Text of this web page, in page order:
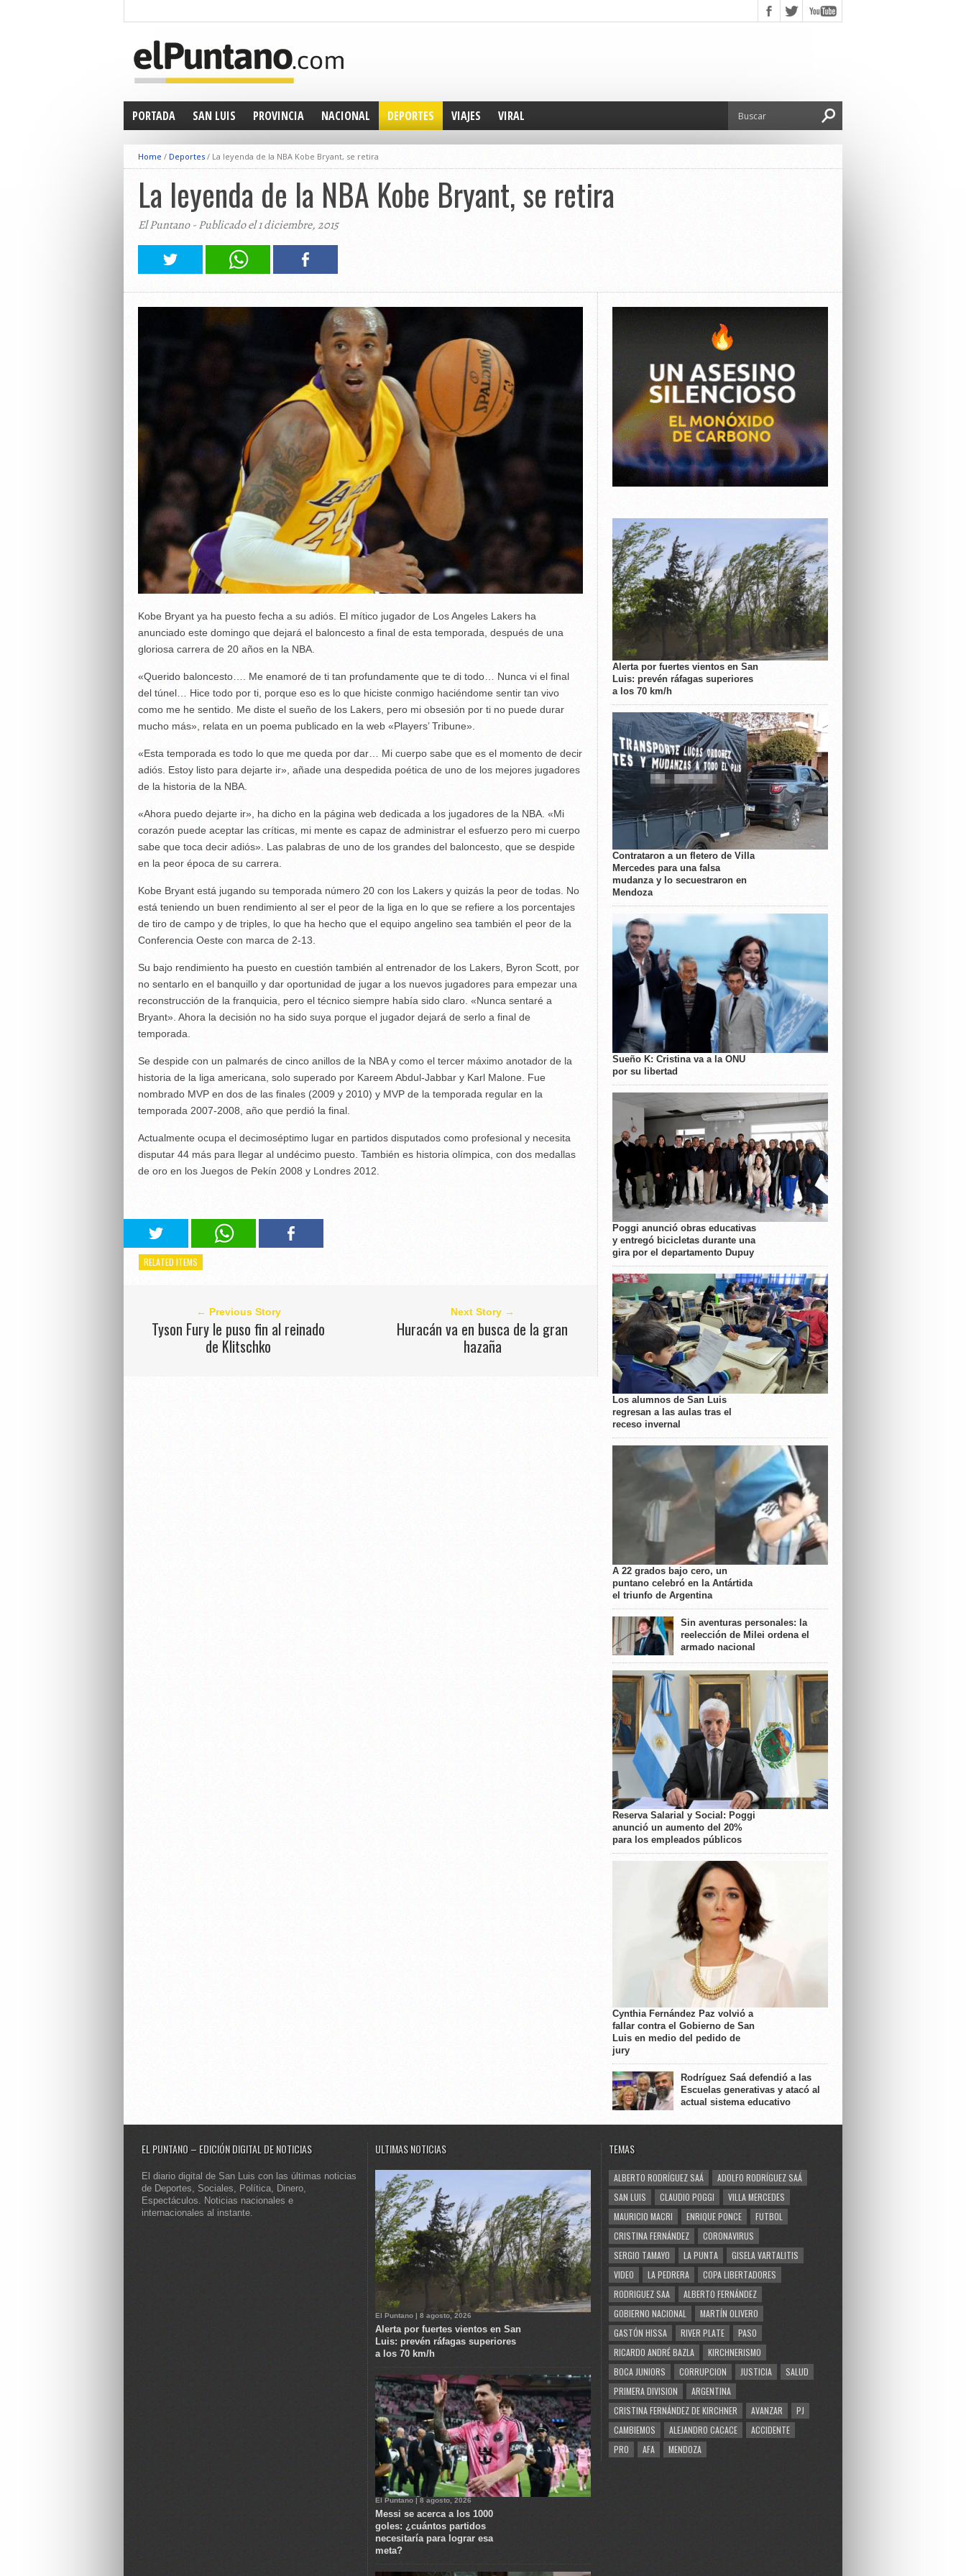
PORTADA SAN LUIS PROVINCIA NACIONAL DEPORTES VIAJES VIRAL
Home / Deportes / La leyenda de la NBA Kobe Bryant, se retira
La leyenda de la NBA Kobe Bryant, se retira
El Puntano - Publicado el 1 diciembre, 2015
Kobe Bryant ya ha puesto fecha a su adiós. El mítico jugador de Los Angeles Lakers ha
anunciado este domingo que dejará el baloncesto a final de esta temporada, después de una
gloriosa carrera de 20 años en la NBA.
«Querido baloncesto…. Me enamoré de ti tan profundamente que te di todo… Nunca vi el final
del túnel… Hice todo por ti, porque eso es lo que hiciste conmigo haciéndome sentir tan vivo
como me he sentido. Me diste el sueño de los Lakers, pero mi obsesión por ti no puede durar
mucho más», relata en un poema publicado en la web «Players’ Tribune».
«Esta temporada es todo lo que me queda por dar… Mi cuerpo sabe que es el momento de decir
adiós. Estoy listo para dejarte ir», añade una despedida poética de uno de los mejores jugadores
de la historia de la NBA.
«Ahora puedo dejarte ir», ha dicho en la página web dedicada a los jugadores de la NBA. «Mi
corazón puede aceptar las críticas, mi mente es capaz de administrar el esfuerzo pero mi cuerpo
sabe que toca decir adiós». Las palabras de uno de los grandes del baloncesto, que se despide
en la peor época de su carrera.
Kobe Bryant está jugando su temporada número 20 con los Lakers y quizás la peor de todas. No
está teniendo un buen rendimiento al ser el peor de la liga en lo que se refiere a los porcentajes
de tiro de campo y de triples, lo que ha hecho que el equipo angelino sea también el peor de la
Conferencia Oeste con marca de 2-13.
Su bajo rendimiento ha puesto en cuestión también al entrenador de los Lakers, Byron Scott, por
no sentarlo en el banquillo y dar oportunidad de jugar a los nuevos jugadores para empezar una
reconstrucción de la franquicia, pero el técnico siempre había sido claro. «Nunca sentaré a
Bryant». Ahora la decisión no ha sido suya porque el jugador dejará de serlo a final de
temporada.
Se despide con un palmarés de cinco anillos de la NBA y como el tercer máximo anotador de la
historia de la liga americana, solo superado por Kareem Abdul-Jabbar y Karl Malone. Fue
nombrado MVP en dos de las finales (2009 y 2010) y MVP de la temporada regular en la
temporada 2007-2008, año que perdió la final.
Actualmente ocupa el decimoséptimo lugar en partidos disputados como profesional y necesita
disputar 44 más para llegar al undécimo puesto. También es historia olímpica, con dos medallas
de oro en los Juegos de Pekín 2008 y Londres 2012.
RELATED ITEMS
← Previous Story
Tyson Fury le puso fin al reinado
de Klitschko
Next Story →
Huracán va en busca de la gran
hazaña
Alerta por fuertes vientos en San
Luis: prevén ráfagas superiores
a los 70 km/h
Contrataron a un fletero de Villa
Mercedes para una falsa
mudanza y lo secuestraron en
Mendoza
Sueño K: Cristina va a la ONU
por su libertad
Poggi anunció obras educativas
y entregó bicicletas durante una
gira por el departamento Dupuy
Los alumnos de San Luis
regresan a las aulas tras el
receso invernal
A 22 grados bajo cero, un
puntano celebró en la Antártida
el triunfo de Argentina
Sin aventuras personales: la
reelección de Milei ordena el
armado nacional
Reserva Salarial y Social: Poggi
anunció un aumento del 20%
para los empleados públicos
Cynthia Fernández Paz volvió a
fallar contra el Gobierno de San
Luis en medio del pedido de
jury
Rodríguez Saá defendió a las
Escuelas generativas y atacó al
actual sistema educativo
EL PUNTANO – EDICIÓN DIGITAL DE NOTICIAS
El diario digital de San Luis con las últimas noticias
de Deportes, Sociales, Política, Dinero,
Espectáculos. Noticias nacionales e
internacionales al instante.
ULTIMAS NOTICIAS
El Puntano | 8 agosto, 2026
Alerta por fuertes vientos en San
Luis: prevén ráfagas superiores
a los 70 km/h
El Puntano | 8 agosto, 2026
Messi se acerca a los 1000
goles: ¿cuántos partidos
necesitaría para lograr esa
meta?
TEMAS
ALBERTO RODRÍGUEZ SAÁ
ADOLFO RODRÍGUEZ SAÁ
SAN LUIS
CLAUDIO POGGI
VILLA MERCEDES
MAURICIO MACRI
ENRIQUE PONCE
FUTBOL
CRISTINA FERNÁNDEZ
CORONAVIRUS
SERGIO TAMAYO
LA PUNTA
GISELA VARTALITIS
VIDEO
LA PEDRERA
COPA LIBERTADORES
RODRIGUEZ SAA
ALBERTO FERNÁNDEZ
GOBIERNO NACIONAL
MARTÍN OLIVERO
GASTÓN HISSA
RIVER PLATE
PASO
RICARDO ANDRÉ BAZLA
KIRCHNERISMO
BOCA JUNIORS
CORRUPCION JUSTICIA
SALUD
PRIMERA DIVISION
ARGENTINA
CRISTINA FERNÁNDEZ DE KIRCHNER
AVANZAR
PJ
CAMBIEMOS
ALEJANDRO CACACE
ACCIDENTE
PRO
AFA MENDOZA